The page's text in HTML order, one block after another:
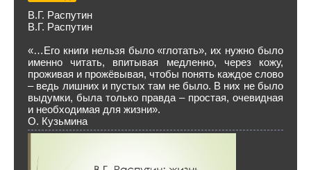
В.Г. Распутин
В.Г. Распутин
«…Его книги нельзя было «глотать», их нужно было
именно читать, впитывая медленно, через кожу,
проживая и прожёвывая, чтобы понять каждое слово
– ведь лишних и пустых там не было. В них не было
выдумки, была только правда – простая, очевидная
и необходимая для жизни».
О. Кузьмина